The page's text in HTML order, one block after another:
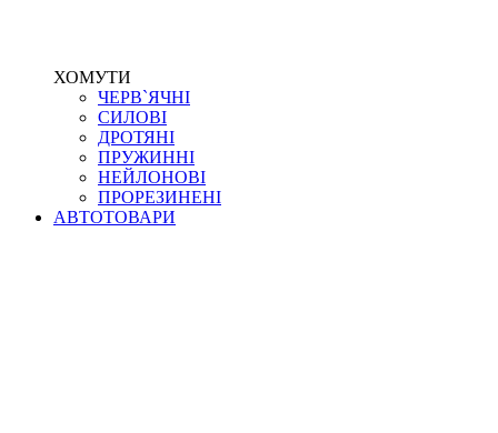
ХОМУТИ
ЧЕРВ`ЯЧНІ
СИЛОВІ
ДРОТЯНІ
ПРУЖИННІ
НЕЙЛОНОВІ
ПРОРЕЗИНЕНІ
АВТОТОВАРИ